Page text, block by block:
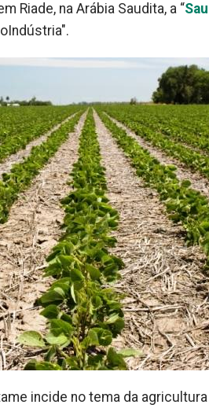
Riade, na Arábia Saudita, a “
incide no tema da